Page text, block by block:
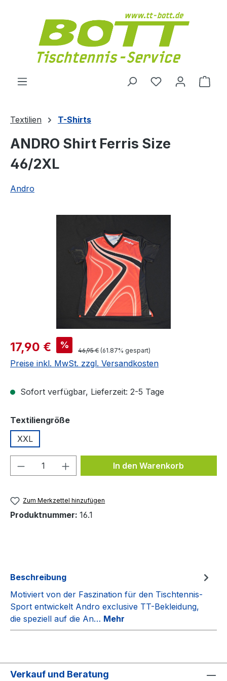
Du hast 0
Textilien T-Shirts
ANDRO Shirt Ferris Size
46/2XL
Andro
Verkaufspreis:
17,90 € % Regulärer Preis:
46,95 € (61.87% gespart)
Preise inkl. MwSt. zzgl. Versandkosten
Sofort verfügbar, Lieferzeit: 2-5 Tage
Textiliengrößeauswählen
XXL
Produkt Anzahl: Gib denIn den Warenkorb
Zum Merkzettel hinzufügen
Produktnummer: 16.1
Beschreibung
Motiviert von der Faszination für den Tischtennis-
Sport entwickelt Andro exclusive TT-Bekleidung,
die speziell auf die An… Mehr
Verkauf und Beratung